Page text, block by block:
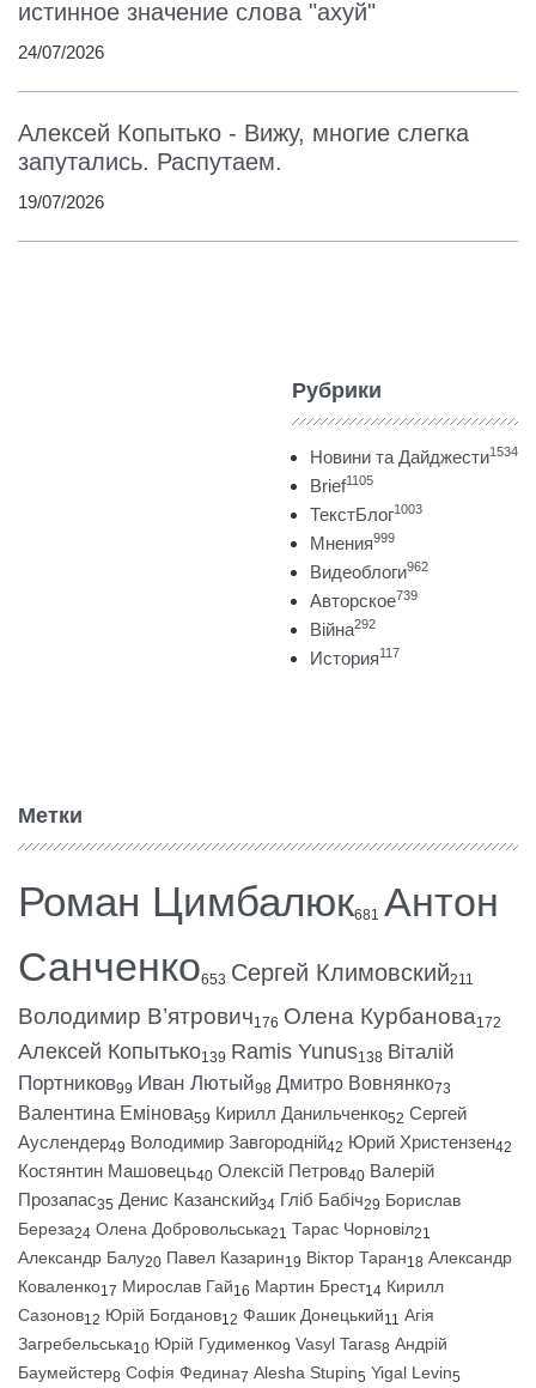
истинное значение слова "ахуй"
24/07/2026
Алексей Копытько - Вижу, многие слегка
запутались. Распутаем.
19/07/2026
Рубрики
Новини та Дайджести1534
Brief1105
ТекстБлог1003
Мнения999
Видеоблоги962
Авторское739
Війна292
История117
Метки
Роман Цимбалюк681 Антон
Санченко653 Сергей Климовский211
Володимир В’ятрович176 Олена Курбанова172
Алексей Копытько139 Ramis Yunus138 Віталій
Портников99 Иван Лютый98 Дмитро Вовнянко73
Валентина Емінова59 Кирилл Данильченко52 Сергей
Ауслендер49 Володимир Завгородній42 Юрий Христензен42
Костянтин Машовець40 Олексій Петров40 Валерій
Прозапас35 Денис Казанский34 Гліб Бабіч29 Борислав
Береза24 Олена Добровольська21 Тарас Чорновіл21
Александр Балу20 Павел Казарин19 Віктор Таран18 Александр
Коваленко17 Мирослав Гай16 Мартин Брест14 Кирилл
Сазонов12 Юрій Богданов12 Фашик Донецький11 Агія
Загребельська10 Юрій Гудименко9 Vasyl Taras8 Андрій
Баумейстер8 Софія Федина7 Alesha Stupin5 Yigal Levin5